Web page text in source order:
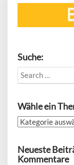
Suche:
Search
for:
Wähle ein
Wähle
Neueste
Kommentare